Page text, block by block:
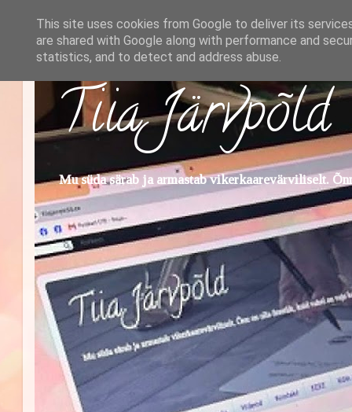
Tiia Järvpõld
Mu süda särab ja armastab vikerkaarevärviliselt.
This site uses cookies from Google to deliver its
are shared with Google along with performance and
statistics, and to detect and address abuse.